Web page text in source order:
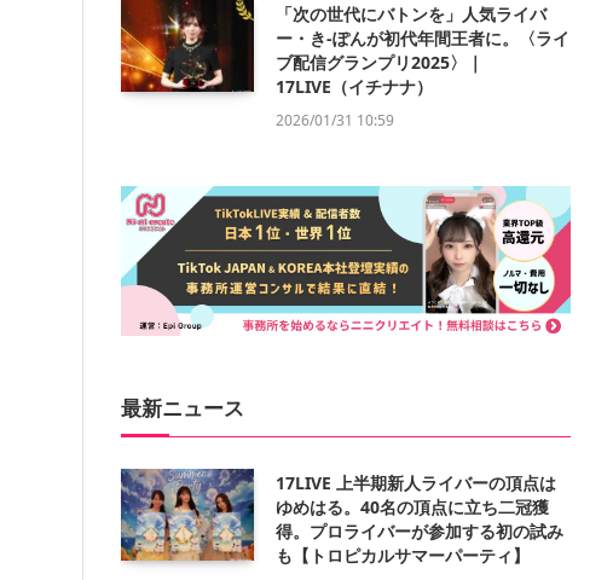
「次の世代にバトンを」人気ライバ
ー・き-ぽんが初代年間王者に。〈ライ
ブ配信グランプリ2025〉｜
17LIVE（イチナナ）
2026/01/31 10:59
最新ニュース
17LIVE 上半期新人ライバーの頂点は
ゆめはる。40名の頂点に立ち二冠獲
得。プロライバーが参加する初の試み
も【トロピカルサマーパーティ】